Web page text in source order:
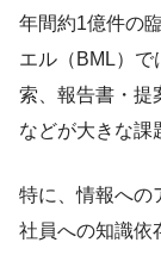
年間約1億件の
エル（BML）で
索、報告書・提
などが大きな課
特に、情報への
社員への知識依